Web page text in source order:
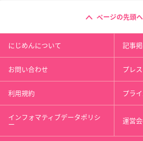
ページの先頭へ
にじめんについて 記事
お問い合わせ プレ
利用規約 プラ
インフォマティブデータポリシ
ー 運営